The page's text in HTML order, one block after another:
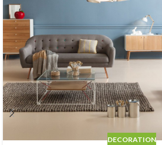
DECORATION